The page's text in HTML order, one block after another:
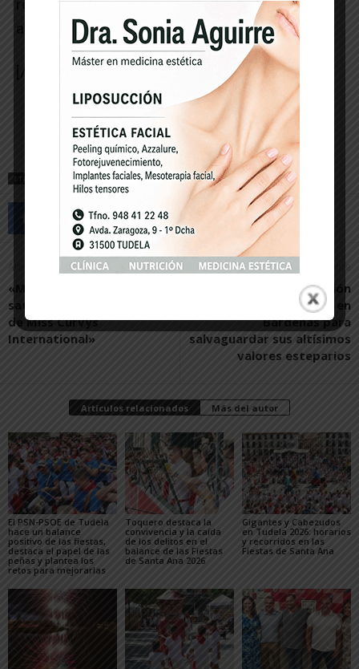
respetarme a mí mismo como ciudadano»,
[/ihc-hide-content]
FESTIVAL DE CINE OPERA PRIMA JULIO DIAMANTE
Artículo anterior
«Me siento más que
satisfecha con vivir la final
de Miss Curvys
International»
Artículo siguiente
Ecologistas en Acción
solicita cambios en
Bardenas para
salvaguardar sus altísimos
valores esteparios
Artículos relacionados Más del autor
El PSN-PSOE de Tudela
hace un balance
positivo de las fiestas,
destaca el papel de las
peñas y plantea los
retos para mejorarlas
Toquero destaca la
convivencia y la caída
de los delitos en el
balance de las Fiestas
de Santa Ana 2026
Gigantes y Cabezudos
en Tudela 2026: horarios
y recorridos en las
Fiestas de Santa Ana